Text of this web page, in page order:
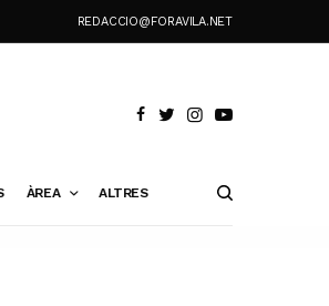
REDACCIO@FORAVILA.NET
ÀREA ALTRES